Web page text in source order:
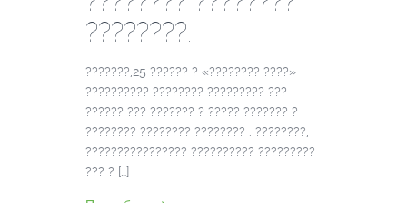
????????.
???????,25 ?????? ? «???????? ????»
?????????? ???????? ????????? ???
?????? ??? ??????? ? ????? ??????? ?
???????? ???????? ???????? . ????????,
???????????????? ?????????? ?????????
??? ? […]